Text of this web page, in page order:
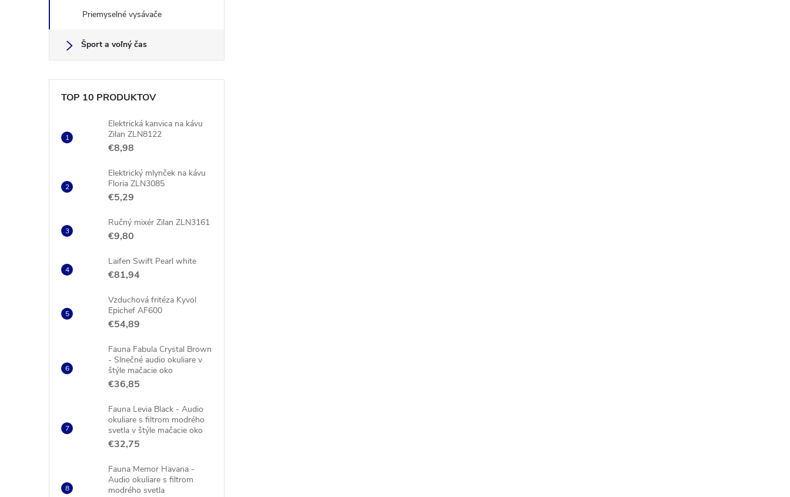
Priemyselné vysávače
Šport a voľný čas
TOP 10 PRODUKTOV
Elektrická kanvica na kávu
Zilan ZLN8122
€8,98
Elektrický mlynček na kávu
Floria ZLN3085
€5,29
Ručný mixér Zilan ZLN3161
€9,80
Laifen Swift Pearl white
€81,94
Vzduchová fritéza Kyvol
Epichef AF600
€54,89
Fauna Fabula Crystal Brown
- Slnečné audio okuliare v
štýle mačacie oko
€36,85
Fauna Levia Black - Audio
okuliare s filtrom modrého
svetla v štýle mačacie oko
€32,75
Fauna Memor Havana -
Audio okuliare s filtrom
modrého svetla